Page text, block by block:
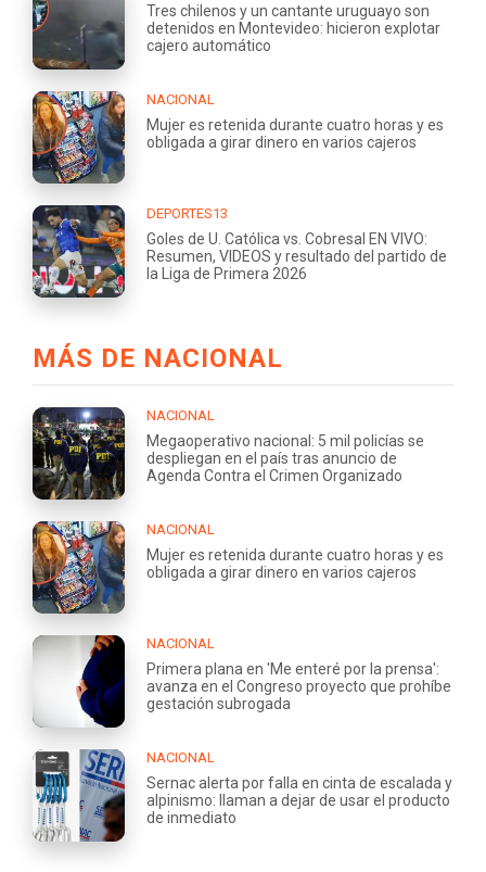
Tres chilenos y un cantante uruguayo son
detenidos en Montevideo: hicieron explotar
cajero automático
NACIONAL
Mujer es retenida durante cuatro horas y es
obligada a girar dinero en varios cajeros
DEPORTES13
Goles de U. Católica vs. Cobresal EN VIVO:
Resumen, VIDEOS y resultado del partido de
la Liga de Primera 2026
MÁS DE NACIONAL
NACIONAL
Megaoperativo nacional: 5 mil policías se
despliegan en el país tras anuncio de
Agenda Contra el Crimen Organizado
NACIONAL
Mujer es retenida durante cuatro horas y es
obligada a girar dinero en varios cajeros
NACIONAL
Primera plana en 'Me enteré por la prensa':
avanza en el Congreso proyecto que prohíbe
gestación subrogada
NACIONAL
Sernac alerta por falla en cinta de escalada y
alpinismo: llaman a dejar de usar el producto
de inmediato